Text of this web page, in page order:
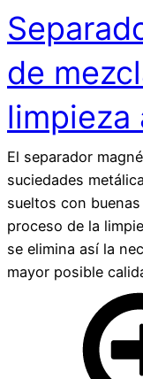
de
limpieza
El separador
suciedades
sueltos con
proceso de la
se elimina así la
mayor posible